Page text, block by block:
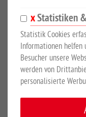
Alu-
Anschlagleiste
DIN links und
Lieferung inkl.
Feuerverzinkung
Statistiken
Statistik Cookies
Informationen helfen
Besucher unsere
werden von
personalisierte